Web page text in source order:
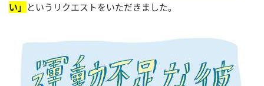
い」 というリクエストをいただきました。